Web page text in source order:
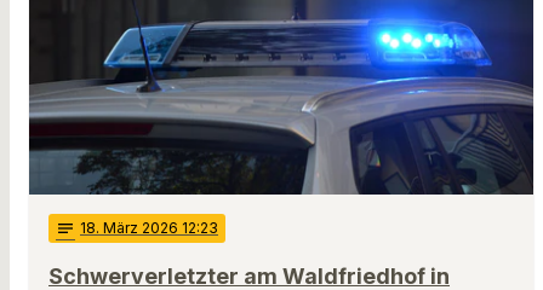
notes 18. März 2026 12:23
Schwerverletzter am Waldfriedhof in